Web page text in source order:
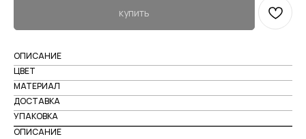
купить
ОПИСАНИЕ
ЦВЕТ
МАТЕРИАЛ
ДОСТАВКА
УПАКОВКА
ОПИСАНИЕ